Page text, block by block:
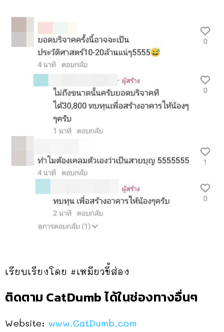
เรียบเรียงโดย #เหมียวขี้ส่อง
ติดตาม CatDumb ได้ในช่องทางอื่นๆ
Website: www.CatDumb.com